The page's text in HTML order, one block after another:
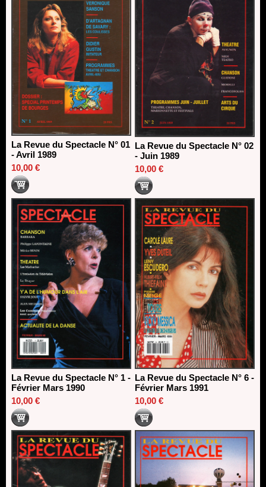
La Revue du Spectacle N° 01
- Avril 1989
10,00 €
La Revue du Spectacle N° 02
- Juin 1989
10,00 €
La Revue du Spectacle N° 1 -
Février Mars 1990
10,00 €
La Revue du Spectacle N° 6 -
Février Mars 1991
10,00 €